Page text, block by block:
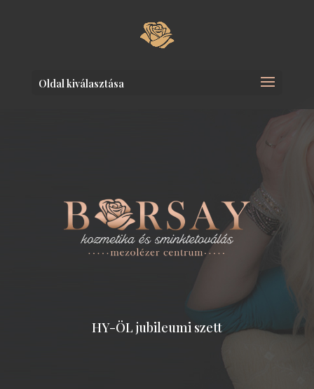
Oldal kiválasztása
HY-ÖL jubileumi szett